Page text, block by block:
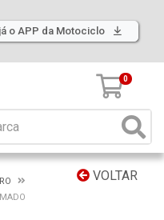
o APP da Motociclo
0
VOLTAR